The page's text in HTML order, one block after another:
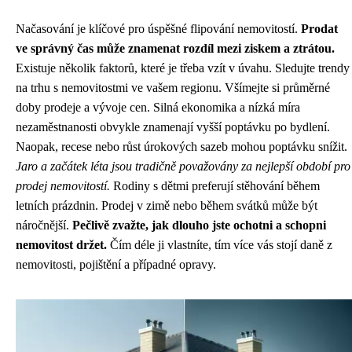
Načasování je klíčové pro úspěšné flipování nemovitostí. Prodat
ve správný čas může znamenat rozdíl mezi ziskem a ztrátou.
Existuje několik faktorů, které je třeba vzít v úvahu. Sledujte trendy
na trhu s nemovitostmi ve vašem regionu. Všímejte si průměrné
doby prodeje a vývoje cen. Silná ekonomika a nízká míra
nezaměstnanosti obvykle znamenají vyšší poptávku po bydlení.
Naopak, recese nebo růst úrokových sazeb mohou poptávku snížit.
Jaro a začátek léta jsou tradičně považovány za nejlepší období pro
prodej nemovitostí. Rodiny s dětmi preferují stěhování během
letních prázdnin. Prodej v zimě nebo během svátků může být
náročnější. Pečlivě zvažte, jak dlouho jste ochotni a schopni
nemovitost držet. Čím déle ji vlastníte, tím více vás stojí daně z
nemovitosti, pojištění a případné opravy.